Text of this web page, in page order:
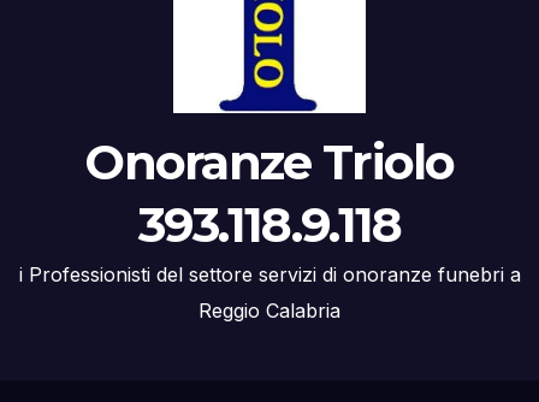
Onoranze Triolo
393.118.9.118
i Professionisti del settore servizi di onoranze funebri a
Reggio Calabria